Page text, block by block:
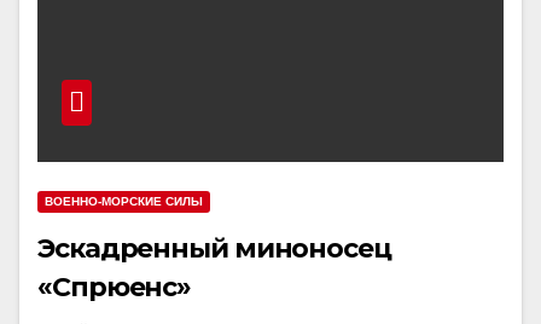
ВОЕННО-МОРСКИЕ СИЛЫ
Эскадренный миноносец
«Спрюенс»